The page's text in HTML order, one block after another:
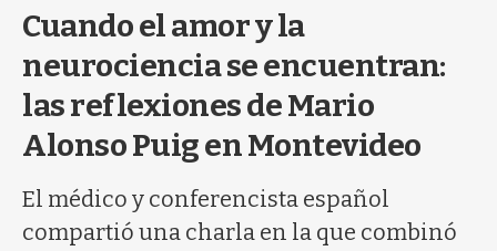
Cuando el amor y la
neurociencia se encuentran:
las reflexiones de Mario
Alonso Puig en Montevideo
El médico y conferencista español
compartió una charla en la que combinó